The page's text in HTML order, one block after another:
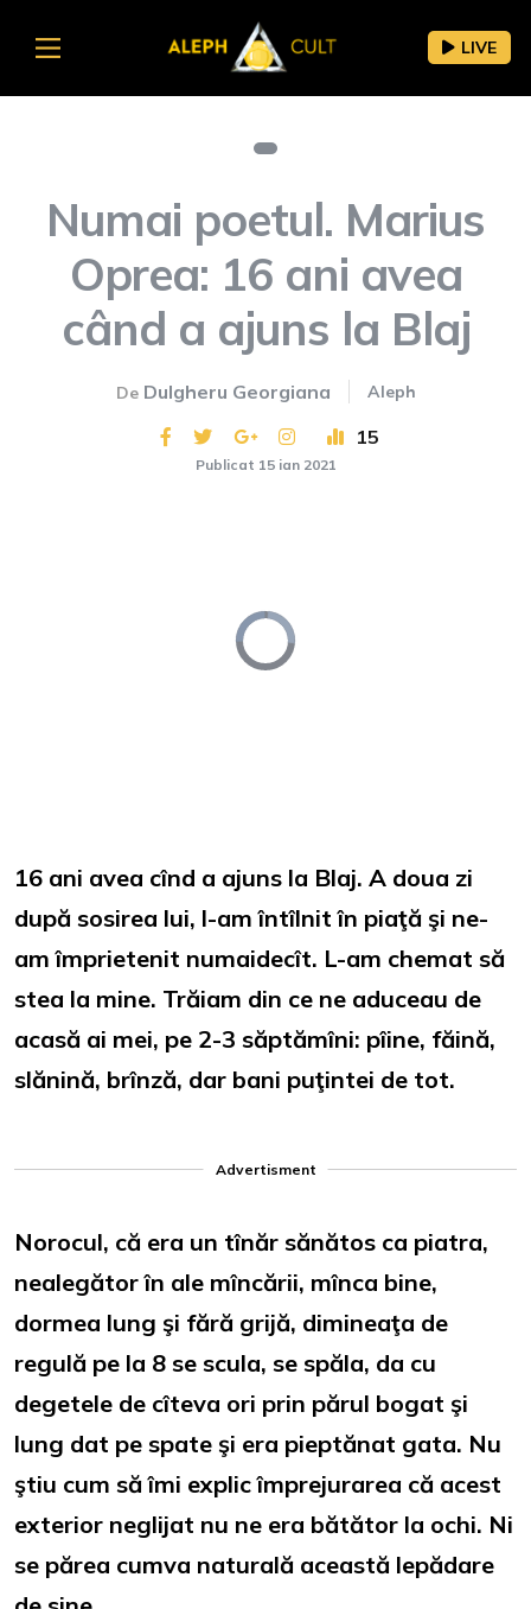
LIVE
Numai poetul. Marius
Oprea: 16 ani avea
când a ajuns la Blaj
De Dulgheru Georgiana Aleph
15
Publicat 15 ian 2021
Video
Player
is
loading.
16 ani avea cînd a ajuns la Blaj. A doua zi
după sosirea lui, l-am întîlnit în piaţă şi ne-
am împrietenit numaidecît. L-am chemat să
stea la mine. Trăiam din ce ne aduceau de
acasă ai mei, pe 2-3 săptămîni: pîine, făină,
slănină, brînză, dar bani puţintei de tot.
Advertisment
Norocul, că era un tînăr sănătos ca piatra,
nealegător în ale mîncării, mînca bine,
dormea lung şi fără grijă, dimineaţa de
regulă pe la 8 se scula, se spăla, da cu
degetele de cîteva ori prin părul bogat şi
lung dat pe spate şi era pieptănat gata. Nu
ştiu cum să îmi explic împrejurarea că acest
exterior neglijat nu ne era bătător la ochi. Ni
se părea cumva naturală această lepădare